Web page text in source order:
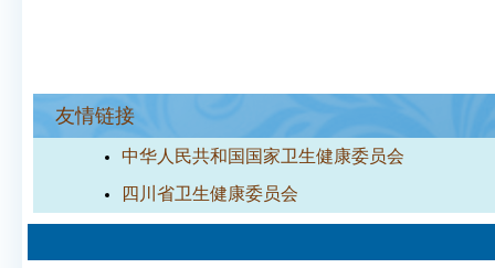
友情链接
中华人民共和国国家卫生健康委员会
四川省卫生健康委员会